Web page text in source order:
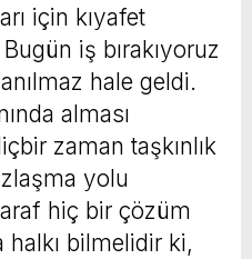
için kıyafet
iş bırakıyoruz
hale geldi.
alması
zaman taşkınlık
yolu
hiç bir çözüm
halkı bilmelidir ki,